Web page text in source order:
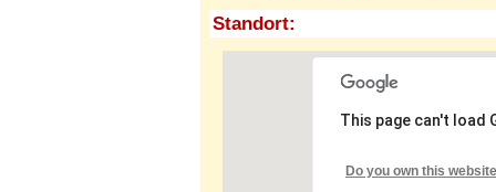
Standort:
This page can't load
Do you own this